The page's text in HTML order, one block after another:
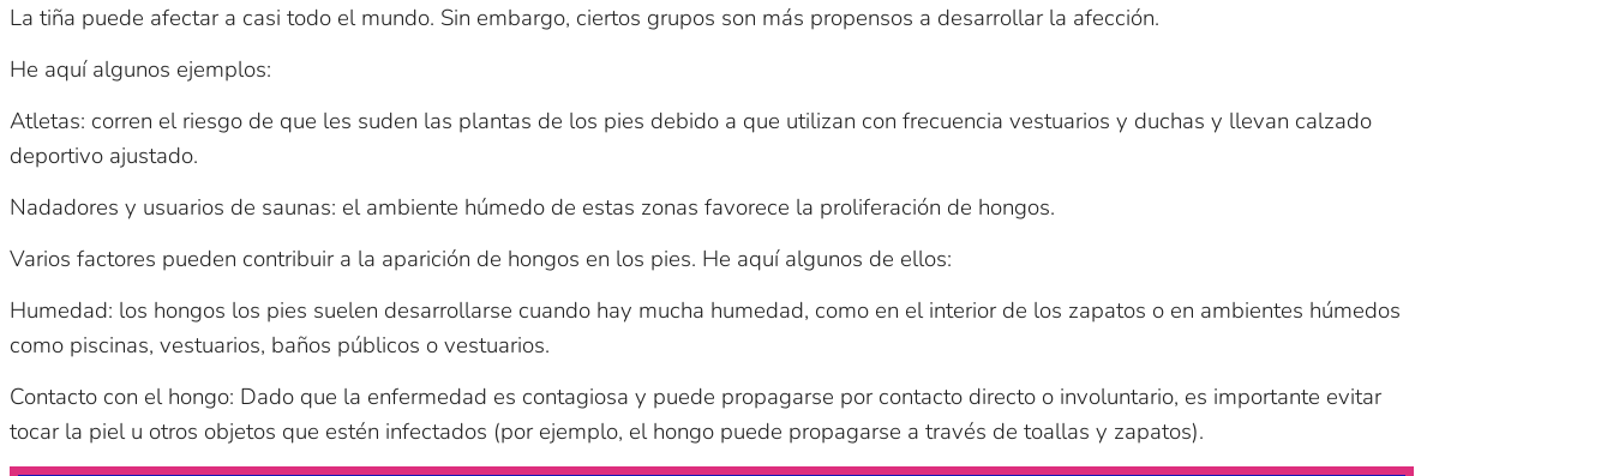
La tiña puede afectar a casi todo el mundo. Sin embargo, ciertos grupos son más propensos a desarrollar la afección.
He aquí algunos ejemplos:
Atletas: corren el riesgo de que les suden las plantas de los pies debido a que utilizan con frecuencia vestuarios y duchas y llevan calzado
deportivo ajustado.
Nadadores y usuarios de saunas: el ambiente húmedo de estas zonas favorece la proliferación de hongos.
Varios factores pueden contribuir a la aparición de hongos en los pies. He aquí algunos de ellos:
Humedad: los hongos los pies suelen desarrollarse cuando hay mucha humedad, como en el interior de los zapatos o en ambientes húmedos
como piscinas, vestuarios, baños públicos o vestuarios.
Contacto con el hongo: Dado que la enfermedad es contagiosa y puede propagarse por contacto directo o involuntario, es importante evitar
tocar la piel u otros objetos que estén infectados (por ejemplo, el hongo puede propagarse a través de toallas y zapatos).